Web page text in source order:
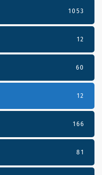
1053
12
60
12
166
81